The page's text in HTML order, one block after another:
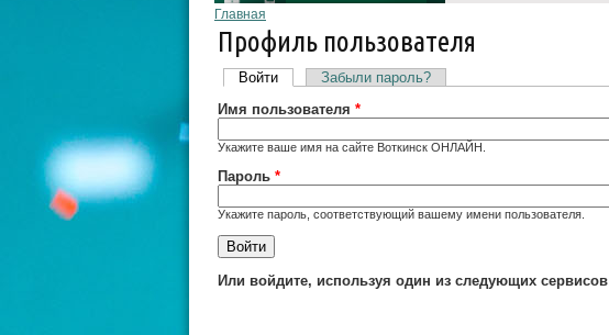
Вы здесь
Главная
Профиль пользователя
Главные вкладки
Войти (активная вкладка)
Забыли пароль?
Имя пользователя *
Укажите ваше имя на сайте Воткинск ОНЛАЙН.
Пароль *
Укажите пароль, соответствующий вашему имени пользователя.
Или войдите, используя один из следующих сервисов